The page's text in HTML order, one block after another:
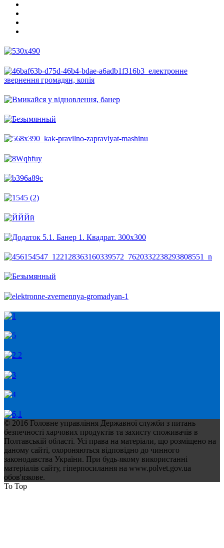
© 2016 Головне управління Державної служби з питань
безпечності харчових продуктів та захисту споживачів в
Полтавській області. Усі права на матеріали, що розміщено на
даному сайті, охороняються відповідно до чинного
законодавства України. При будь-якому використанні
матеріалів сайту, гіперпосилання на www.polvet.gov.ua
обов'язкове.
To Top